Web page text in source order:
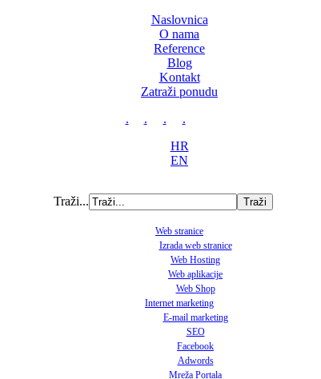
Naslovnica
O nama
Reference
Blog
Kontakt
Zatraži ponudu
.
. .
.
HR
EN
Traži...
Web stranice
Izrada web stranice
Web Hosting
Web aplikacije
Web Shop
Internet marketing
E-mail marketing
SEO
Facebook
Adwords
Mreža Portala